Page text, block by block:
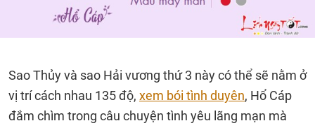
Sao Thủy và sao Hải vương thứ 3 này có thể sẽ nằm ở
vị trí cách nhau 135 độ, xem bói tình duyên, Hổ Cáp
đắm chìm trong câu chuyện tình yêu lãng mạn mà